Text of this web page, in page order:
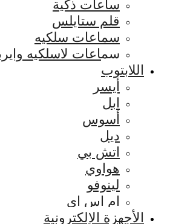
ساعات ذكية
قلم ستايلس
سماعات سلكيه
سماعات لاسلكيه
اللابتوب
أيسر
ابل
أسوس
ديل
اتش بي
هواوي
لينوفو
ام اس اي
الأجهزة الإلكترونية